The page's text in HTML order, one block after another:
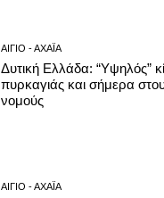
ΑΊΓΙΟ - ΑΧΑΪ́Α
Δυτική Ελλάδα: “Υψηλός”
πυρκαγιάς και σήμερα
νομούς
ΑΊΓΙΟ - ΑΧΑΪ́Α